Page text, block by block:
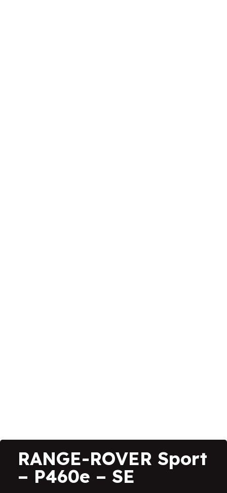
RANGE-ROVER Sport
– P460e – SE